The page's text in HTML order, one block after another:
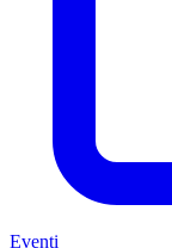
Eventi